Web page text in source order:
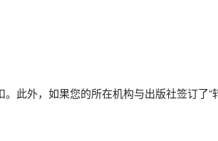
此外，如果您的所在机构与出版社签订了“